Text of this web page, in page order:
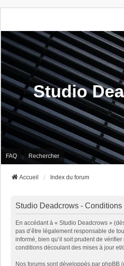
Studio
FAQ Rechercher
Accueil Index du forum
Studio Deadcrows - Conditions
En accédant à « Studio Deadcrows »
pas d’être légalement responsable de
informé, bien qu’il soit prudent de
conditions découlant des mises à jour
Nos forums sont développés par phpBB